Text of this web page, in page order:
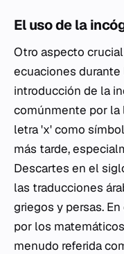
El uso de la
Otro aspecto
ecuaciones
introducción de la
comúnmente por la
letra 'x' como
más tarde,
Descartes en el
las traducciones
griegos y persas.
por los
menudo referida